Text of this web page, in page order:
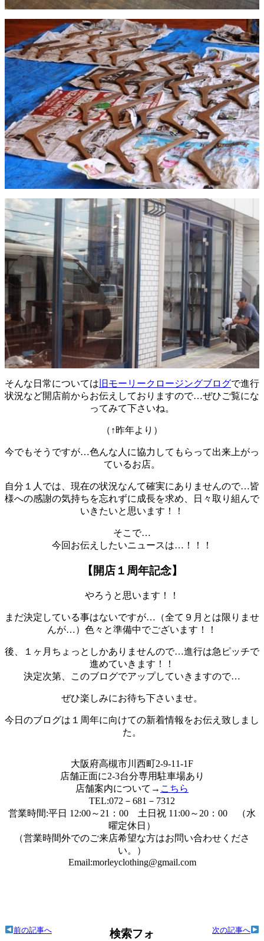
そんな日常については 旧モーリークロージングブログで進行
状況など開店前からお伝えしておりますので…ぜひご覧にな
ってみて下さいね。
（↑昨年より）
今でもそうですが…色んな人に協力してもらって出来上がっ
ているお店。
自分１人では、現在の状況なんて確実にありませんので…皆
様への感謝の気持ちを忘れずに成長を求め、日々取り組んで
いきたいと思います！！
そこで…
今回お伝えしたいニュースは…！！！
【開店１周年記念】
やろうと思います！！
まだ決定している事はないですが…（全て９月とは限りませ
んが…）色々と準備中でございます！！
後、１ヶ月ちょっとしかありませんので…進行は急ピッチで
進めていきます！！
決定次第、このブログでアップしていきますので…
ぜひ楽しみにお待ち下さいませ。
今日のブログは１周年に向けての新着情報をお伝え致しまし
た。
大阪府高槻市川西町2-9-11-1F
店舗正面に2-3台分専用駐車場あり
店舗案内について→ こちら
TEL:072－681－7312
営業時間:平日 12:00～21：00 土日祝 11:00～20：00 （水
曜定休日）
（営業時間外でのご来店希望な方はお問い合わせくださ
い。）
Email:morleyclothing@gmail.com
次の記事へ
前の記事へ
検索フォ